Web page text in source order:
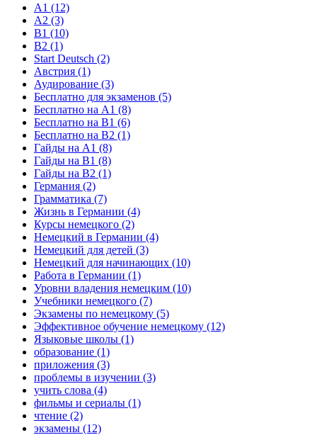
A1 (12)
A2 (3)
B1 (10)
B2 (1)
Start Deutsch (2)
Австрия (1)
Аудирование (3)
Бесплатно для экзаменов (5)
Бесплатно на A1 (8)
Бесплатно на B1 (6)
Бесплатно на B2 (1)
Гайды на A1 (8)
Гайды на B1 (8)
Гайды на B2 (1)
Германия (2)
Грамматика (7)
Жизнь в Германии (4)
Курсы немецкого (2)
Немецкий в Германии (4)
Немецкий для детей (3)
Немецкий для начинающих (10)
Работа в Германии (1)
Уровни владения немецким (10)
Учебники немецкого (7)
Экзамены по немецкому (5)
Эффективное обучение немецкому (12)
Языковые школы (1)
образование (1)
приложения (3)
проблемы в изучении (3)
учить слова (4)
фильмы и сериалы (1)
чтение (2)
экзамены (12)